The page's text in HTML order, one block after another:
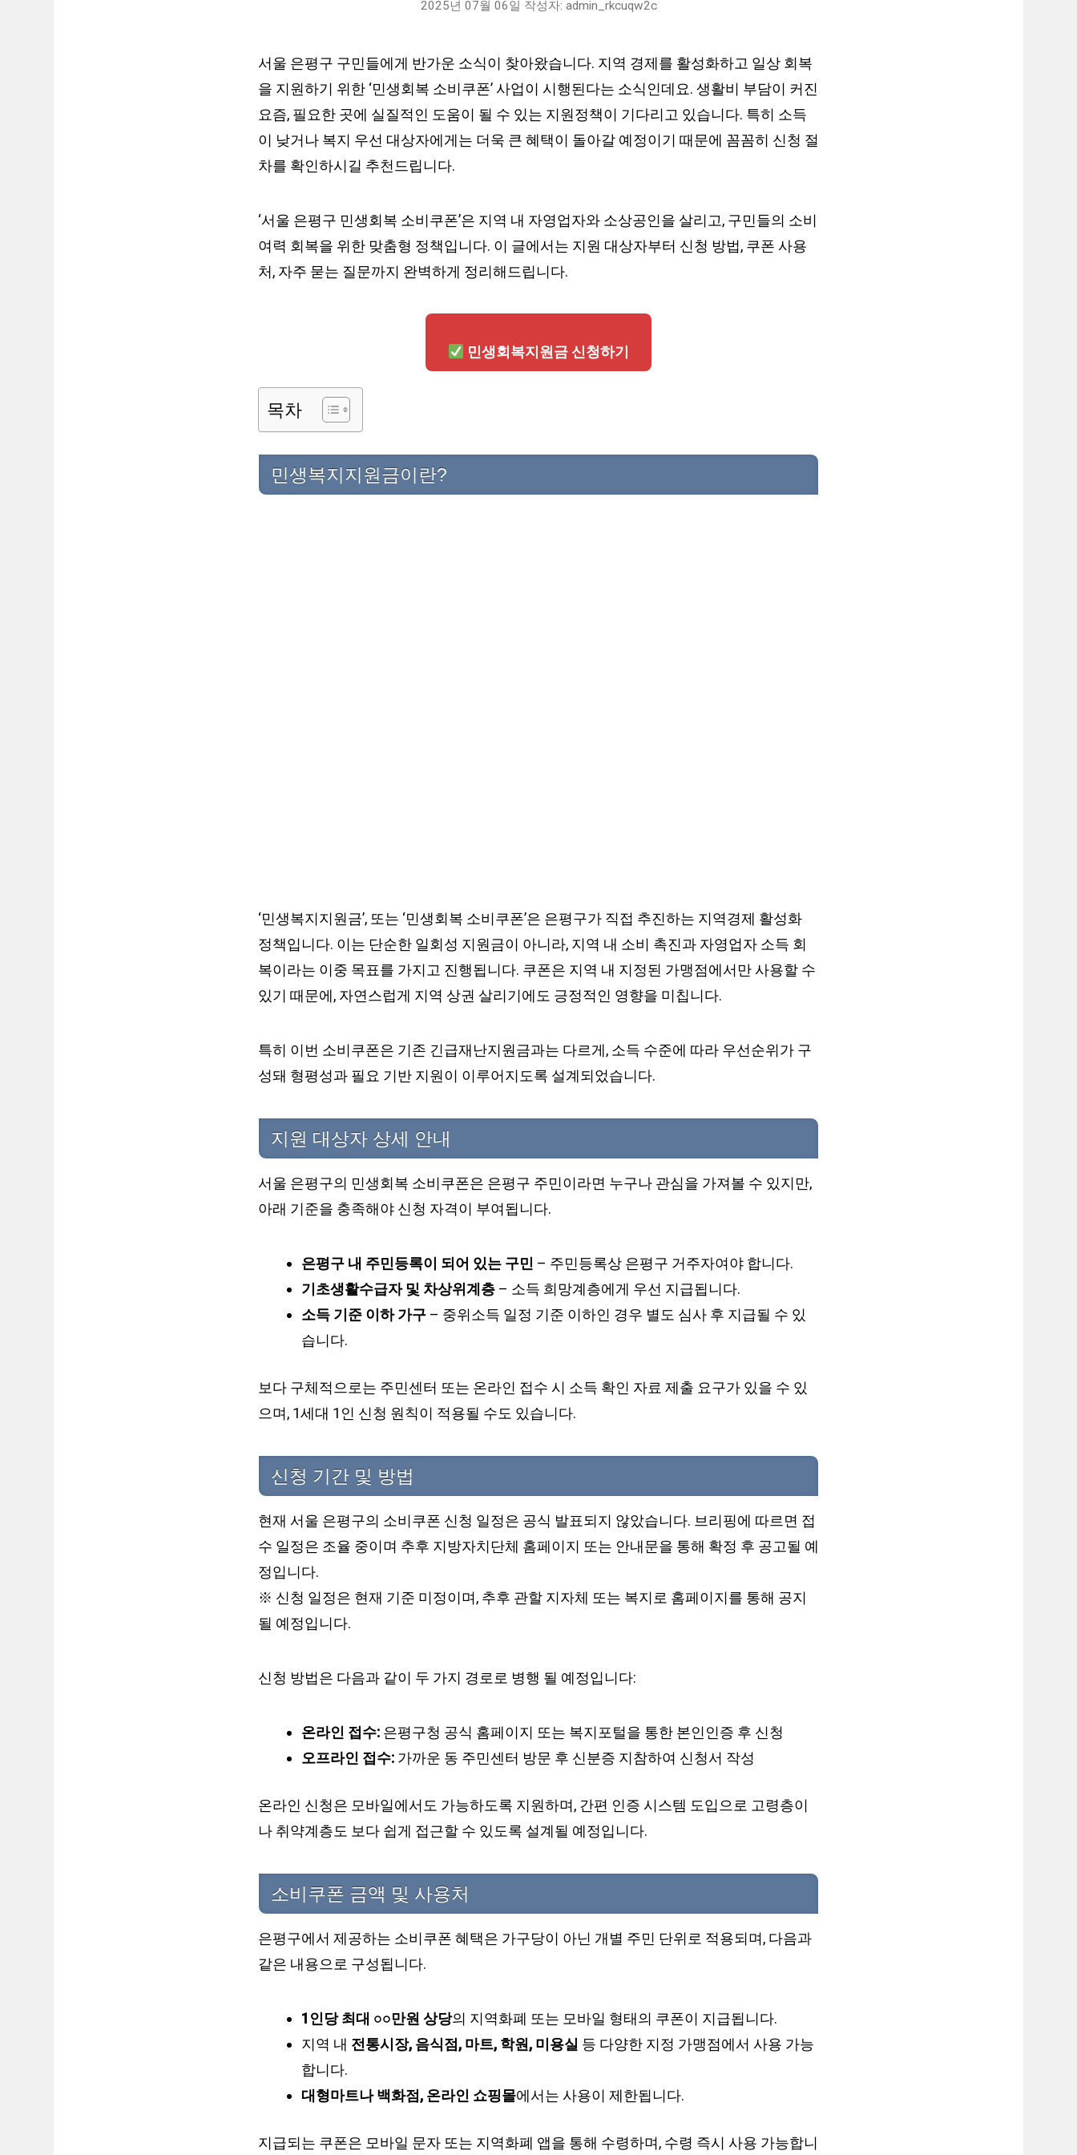
2025년 07월 06일 작성자: admin_rkcuqw2c
서울 은평구 구민들에게 반가운 소식이 찾아왔습니다. 지역 경제를 활성화하고 일상 회복
을 지원하기 위한 ‘민생회복 소비쿠폰’ 사업이 시행된다는 소식인데요. 생활비 부담이 커진
요즘, 필요한 곳에 실질적인 도움이 될 수 있는 지원정책이 기다리고 있습니다. 특히 소득
이 낮거나 복지 우선 대상자에게는 더욱 큰 혜택이 돌아갈 예정이기 때문에 꼼꼼히 신청 절
차를 확인하시길 추천드립니다.
‘서울 은평구 민생회복 소비쿠폰’은 지역 내 자영업자와 소상공인을 살리고, 구민들의 소비
여력 회복을 위한 맞춤형 정책입니다. 이 글에서는 지원 대상자부터 신청 방법, 쿠폰 사용
처, 자주 묻는 질문까지 완벽하게 정리해드립니다.
민생회복지원금 신청하기
목차
민생복지지원금이란?
‘민생복지지원금’, 또는 ‘민생회복 소비쿠폰’은 은평구가 직접 추진하는 지역경제 활성화
정책입니다. 이는 단순한 일회성 지원금이 아니라, 지역 내 소비 촉진과 자영업자 소득 회
복이라는 이중 목표를 가지고 진행됩니다. 쿠폰은 지역 내 지정된 가맹점에서만 사용할 수
있기 때문에, 자연스럽게 지역 상권 살리기에도 긍정적인 영향을 미칩니다.
특히 이번 소비쿠폰은 기존 긴급재난지원금과는 다르게, 소득 수준에 따라 우선순위가 구
성돼 형평성과 필요 기반 지원이 이루어지도록 설계되었습니다.
지원 대상자 상세 안내
서울 은평구의 민생회복 소비쿠폰은 은평구 주민이라면 누구나 관심을 가져볼 수 있지만,
아래 기준을 충족해야 신청 자격이 부여됩니다.
은평구 내 주민등록이 되어 있는 구민 – 주민등록상 은평구 거주자여야 합니다.
기초생활수급자 및 차상위계층 – 소득 희망계층에게 우선 지급됩니다.
소득 기준 이하 가구 – 중위소득 일정 기준 이하인 경우 별도 심사 후 지급될 수 있
습니다.
보다 구체적으로는 주민센터 또는 온라인 접수 시 소득 확인 자료 제출 요구가 있을 수 있
으며, 1세대 1인 신청 원칙이 적용될 수도 있습니다.
신청 기간 및 방법
현재 서울 은평구의 소비쿠폰 신청 일정은 공식 발표되지 않았습니다. 브리핑에 따르면 접
수 일정은 조율 중이며 추후 지방자치단체 홈페이지 또는 안내문을 통해 확정 후 공고될 예
정입니다.
※ 신청 일정은 현재 기준 미정이며, 추후 관할 지자체 또는 복지로 홈페이지를 통해 공지
될 예정입니다.
신청 방법은 다음과 같이 두 가지 경로로 병행 될 예정입니다:
온라인 접수: 은평구청 공식 홈페이지 또는 복지포털을 통한 본인인증 후 신청
오프라인 접수: 가까운 동 주민센터 방문 후 신분증 지참하여 신청서 작성
온라인 신청은 모바일에서도 가능하도록 지원하며, 간편 인증 시스템 도입으로 고령층이
나 취약계층도 보다 쉽게 접근할 수 있도록 설계될 예정입니다.
소비쿠폰 금액 및 사용처
은평구에서 제공하는 소비쿠폰 혜택은 가구당이 아닌 개별 주민 단위로 적용되며, 다음과
같은 내용으로 구성됩니다.
1인당 최대 ○○만원 상당의 지역화폐 또는 모바일 형태의 쿠폰이 지급됩니다.
지역 내 전통시장, 음식점, 마트, 학원, 미용실 등 다양한 지정 가맹점에서 사용 가능
합니다.
대형마트나 백화점, 온라인 쇼핑몰에서는 사용이 제한됩니다.
지급되는 쿠폰은 모바일 문자 또는 지역화폐 앱을 통해 수령하며, 수령 즉시 사용 가능합니